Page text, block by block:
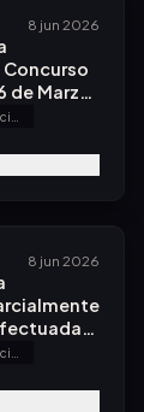
8 jun 2026
Concurso
de Marzo
8 jun 2026